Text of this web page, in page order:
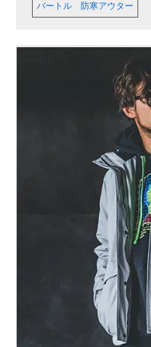
ジャンブレの特
新規登録キャ
メーカーカタ
カタログ請
試着サンプ
商品ステータスで絞る
販売価格(税抜き)で絞る
円から
円まで
バートル 防寒アウター